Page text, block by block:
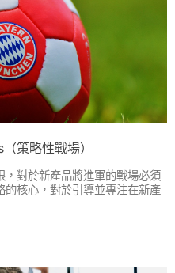
策略性戰場）
對於新產品將進軍的戰場必須
核心，對於引導並專注在新產